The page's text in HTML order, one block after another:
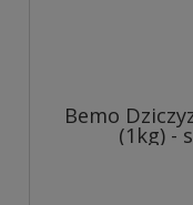
Bemo
(1kg) -